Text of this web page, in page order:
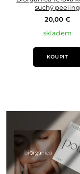
suchý peeling
20,00 €
skladem
KOUPIT